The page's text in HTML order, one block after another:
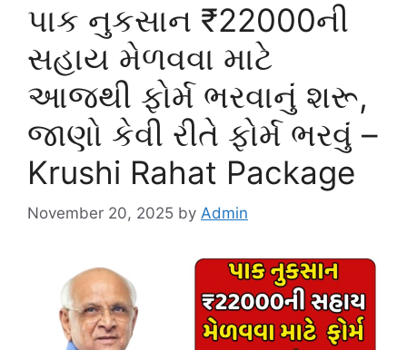
પાક નુકસાન ₹22000ની
સહાય મેળવવા માટે
આજથી ફોર્મ ભરવાનું શરૂ,
જાણો કેવી રીતે ફોર્મ ભરવું –
Krushi Rahat Package
November 20, 2025 by Admin